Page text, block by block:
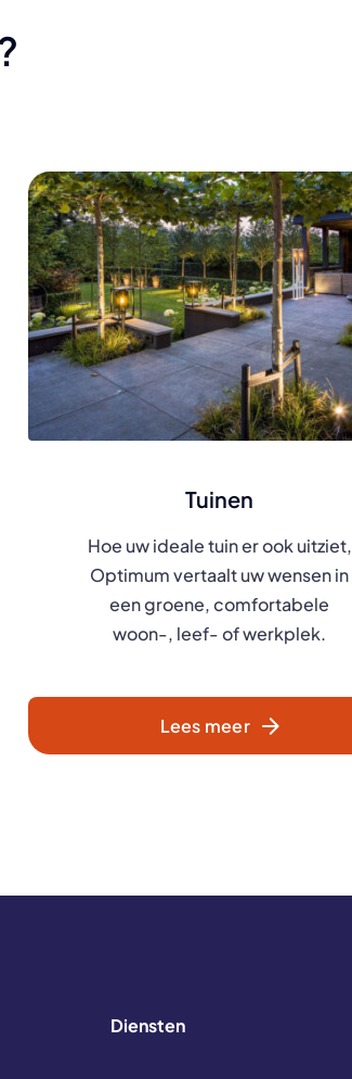
Tuinen
Hoe uw ideale tuin er ook uitziet,
Optimum vertaalt uw wensen in
een groene, comfortabele
woon-, leef- of werkplek.
Lees meer
Diensten